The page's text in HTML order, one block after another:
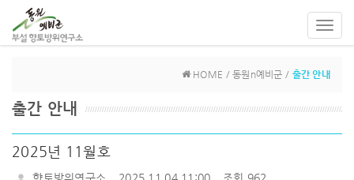
HOME / 동원n예비군 / 출간 안내
출간 안내
2025년 11월호